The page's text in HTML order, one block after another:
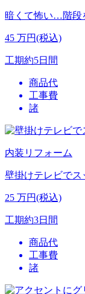
暗くて怖い…階段
45 万円(税込)
工期約5日間
商品代
工事費
諸
内装リフォーム
壁掛けテレビでス
25 万円(税込)
工期約3日間
商品代
工事費
諸